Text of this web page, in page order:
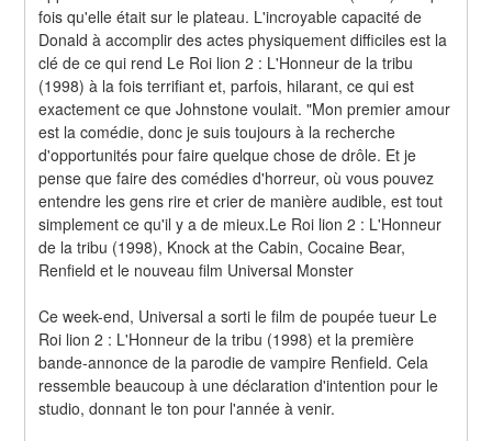
fois qu'elle était sur le plateau. L'incroyable capacité de
Donald à accomplir des actes physiquement difficiles est la
clé de ce qui rend Le Roi lion 2 : L'Honneur de la tribu
(1998) à la fois terrifiant et, parfois, hilarant, ce qui est
exactement ce que Johnstone voulait. "Mon premier amour
est la comédie, donc je suis toujours à la recherche
d'opportunités pour faire quelque chose de drôle. Et je
pense que faire des comédies d'horreur, où vous pouvez
entendre les gens rire et crier de manière audible, est tout
simplement ce qu'il y a de mieux.Le Roi lion 2 : L'Honneur
de la tribu (1998), Knock at the Cabin, Cocaine Bear,
Renfield et le nouveau film Universal Monster
Ce week-end, Universal a sorti le film de poupée tueur Le
Roi lion 2 : L'Honneur de la tribu (1998) et la première
bande-annonce de la parodie de vampire Renfield. Cela
ressemble beaucoup à une déclaration d'intention pour le
studio, donnant le ton pour l'année à venir.